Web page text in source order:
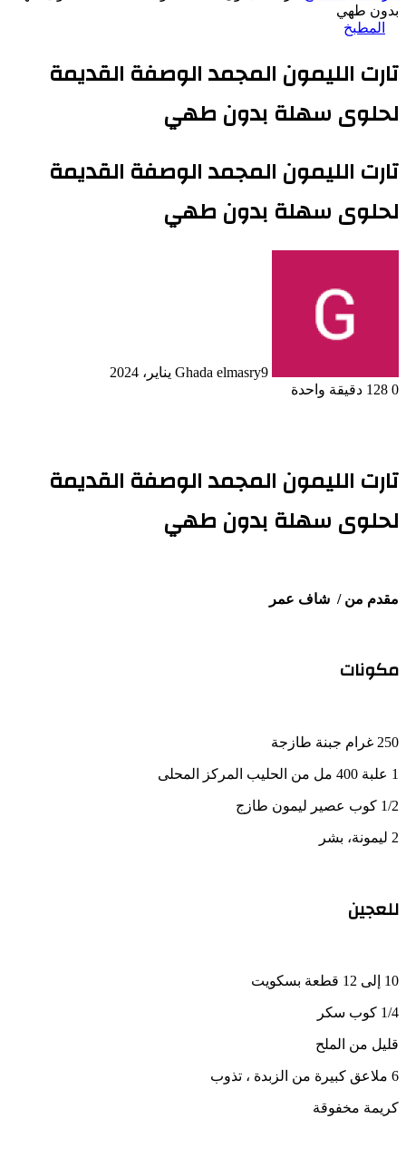
بدون طهي
المطبخ
تارت الليمون المجمد الوصفة القديمة
لحلوى سهلة بدون طهي
تارت الليمون المجمد الوصفة القديمة
لحلوى سهلة بدون طهي
Ghada elmasry9 يناير، 2024
0
دقيقة واحدة
تارت الليمون المجمد الوصفة القديمة
لحلوى سهلة بدون طهي
مقدم من / شاف عمر
مكونات
250 غرام جبنة طازجة
1 علبة 400 مل من الحليب المركز المحلى
1/2 كوب عصير ليمون طازج
2 ليمونة، بشر
للعجين
10 إلى 12 قطعة بسكويت
1/4 كوب سكر
قليل من الملح
6 ملاعق كبيرة من الزبدة ، تذوب
كريمة مخفوقة